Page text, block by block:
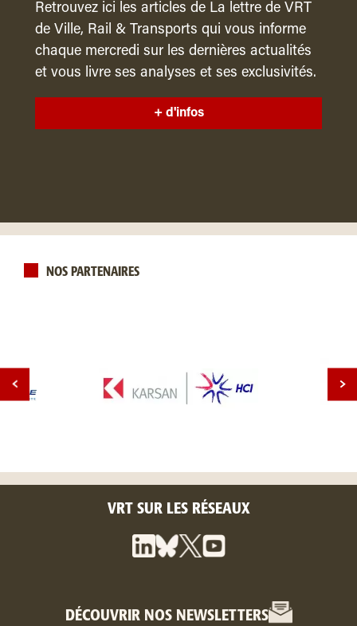
Retrouvez ici les articles de La lettre de VRT
de Ville, Rail & Transports qui vous informe
chaque mercredi sur les dernières actualités
et vous livre ses analyses et ses exclusivités.
+ d'infos
NOS PARTENAIRES
VRT SUR LES RÉSEAUX
DÉCOUVRIR NOS NEWSLETTERS